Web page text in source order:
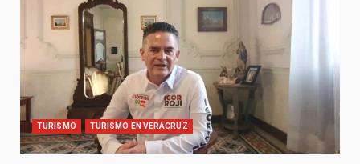
TURISMO TURISMO EN VERACRUZ